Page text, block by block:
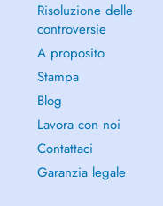
Risoluzione delle
controversie
A proposito
Stampa
Blog
Lavora con noi
Contattaci
Garanzia legale